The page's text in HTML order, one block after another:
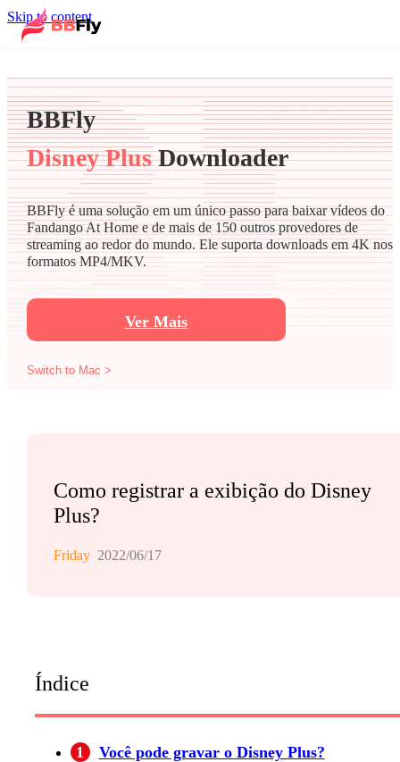
Skip to content
BBFly
Disney PlusDownloader
BBFly é uma solução em um único passo para baixar vídeos do
Fandango At Home e de mais de 150 outros provedores de
streaming ao redor do mundo. Ele suporta downloads em 4K nos
formatos MP4/MKV.
Ver Mais
Switch to Mac >
Como registrar a exibição do Disney
Plus?
Friday 2022/06/17
Índice
1 Você pode gravar o Disney Plus?